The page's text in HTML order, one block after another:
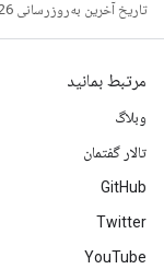
تاریخ آخرین به‌روزرسانی 2026-02-18 به‌وقت ساعت هماهنگ جهانی.
مرتبط بمانید
وبلاگ
تالار گفتمان
GitHub
Twitter
YouTube